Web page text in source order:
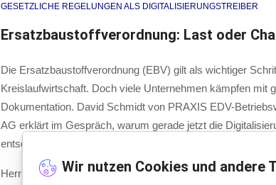
Wir nutzen Cookies und andere
GESETZLICHE REGELUNGEN ALS DIGITALISIERUNGSTREIBER
Ersatzbaustoffverordnung: Last oder
Die Ersatzbaustoffverordnung (EBV) gilt als wichtiger
Kreislaufwirtschaft. Doch viele Unternehmen kämpfen mit
Dokumentation. David Schmidt von PRAXIS EDV-
AG erklärt im Gespräch, warum gerade jetzt die
entscheidet – und warum die „Zettelwirtschaft“ endgültig
Herr Schmidt, die Ersatzbaustoffverordnung (EBV) ist seit